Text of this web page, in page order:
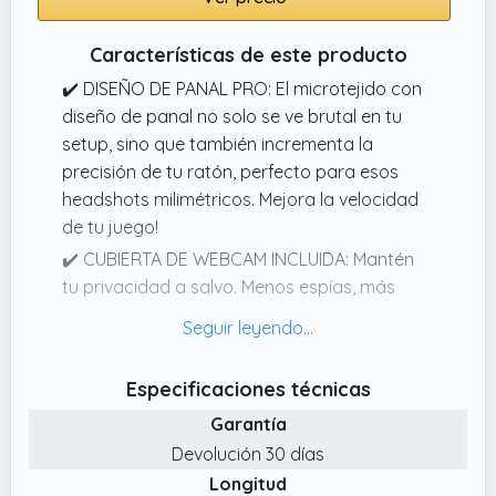
Características de este producto
✔️ DISEÑO DE PANAL PRO: El microtejido con
diseño de panal no solo se ve brutal en tu
setup, sino que también incrementa la
precisión de tu ratón, perfecto para esos
headshots milimétricos. Mejora la velocidad
de tu juego!
✔️ CUBIERTA DE WEBCAM INCLUIDA: Mantén
tu privacidad a salvo. Menos espías, más
también protege tu mesa de arañazos,
manchas y derrames. ¡A prueba de todo!
Además es resistente al agua y superfácil de
Especificaciones técnicas
Garantía
Devolución 30 días
Longitud